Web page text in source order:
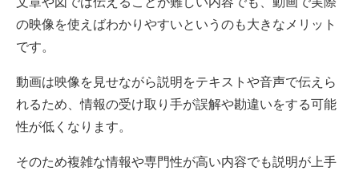
の映像を使えばわかりやすいというのも大きなメリット
です。
動画は映像を見せながら説明をテキストや音声で伝えら
れるため、情報の受け取り手が誤解や勘違いをする可能
性が低くなります。
そのため複雑な情報や専門性が高い内容でも説明が上手